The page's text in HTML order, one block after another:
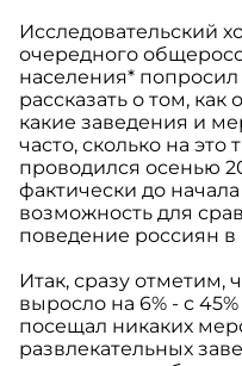
Исследовательский
очередного
населения*
рассказать о том, как
какие заведения и
часто, сколько на
проводился осенью
фактически до
возможность для
поведение россиян
Итак, сразу отметим,
выросло на 6% - с 45%
посещал никаких
развлекательных